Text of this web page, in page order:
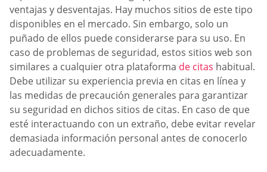
ventajas y desventajas. Hay muchos sitios de este tipo
disponibles en el mercado. Sin embargo, solo un
puñado de ellos puede considerarse para su uso. En
caso de problemas de seguridad, estos sitios web son
similares a cualquier otra plataforma de citas habitual.
Debe utilizar su experiencia previa en citas en línea y
las medidas de precaución generales para garantizar
su seguridad en dichos sitios de citas. En caso de que
esté interactuando con un extraño, debe evitar revelar
demasiada información personal antes de conocerlo
adecuadamente.